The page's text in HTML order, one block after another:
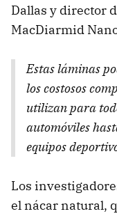
Dallas y director
MacDiarmid
Estas láminas
los costosos
utilizan para
automóviles
equipos
Los
el nácar natural,